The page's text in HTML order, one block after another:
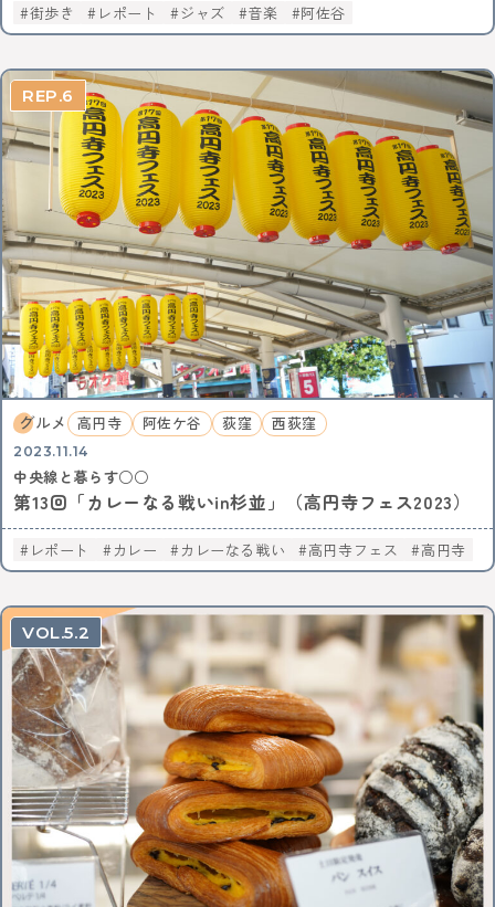
街歩き レポート ジャズ 音楽 阿佐谷
6
グルメ 高円寺 阿佐ケ谷 荻窪 西荻窪
2023.11.14
中央線と暮らす○○
第13回「カレーなる戦いin杉並」（高円寺フェス2023）
レポート カレー カレーなる戦い 高円寺フェス 高円寺
5.2